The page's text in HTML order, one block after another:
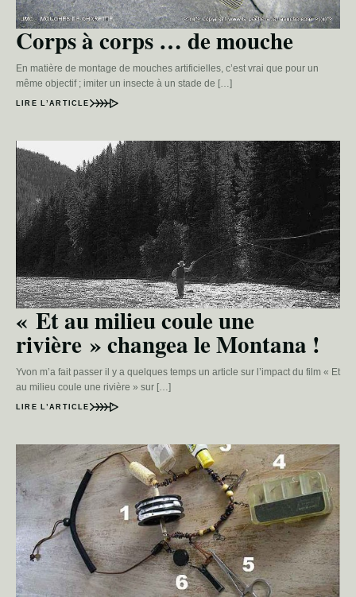
Corps à corps … de mouche
En matière de montage de mouches artificielles, c’est vrai que pour un
même objectif ; imiter un insecte à un stade de […]
LIRE L’ARTICLE
« Et au milieu coule une
rivière » changea le Montana !
Yvon m’a fait passer il y a quelques temps un article sur l’impact du film « Et
au milieu coule une rivière » sur […]
LIRE L’ARTICLE